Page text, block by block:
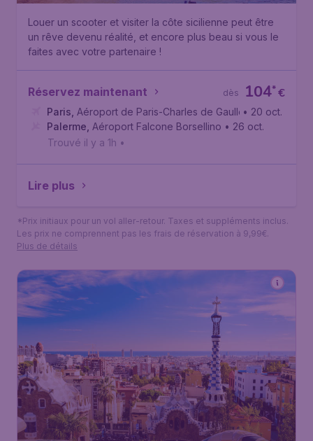
Louer un scooter et visiter la côte sicilienne peut être
un rêve devenu réalité, et encore plus beau si vous le
faites avec votre partenaire !
Réservez maintenant €
104*
dès
Paris Aéroport de Paris-Charles de Gaulle• 20 oct.
Palerme Aéroport Falcone Borsellino • 26 oct.
Trouvé il y a 1h •
Lire plus
*Prix initiaux pour un vol aller-retour. Taxes et suppléments inclus.
Les prix ne comprennent pas les frais de réservation à 9,99€.
Plus de détails
Espagne
Barcelone
€
58*
dès